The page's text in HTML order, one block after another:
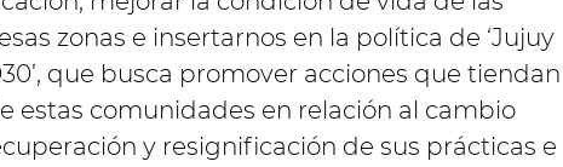
zonas e insertarnos en la política de ‘Jujuy
que busca promover acciones que tiendan
estas comunidades en relación al cambio
y resignificación de sus prácticas e